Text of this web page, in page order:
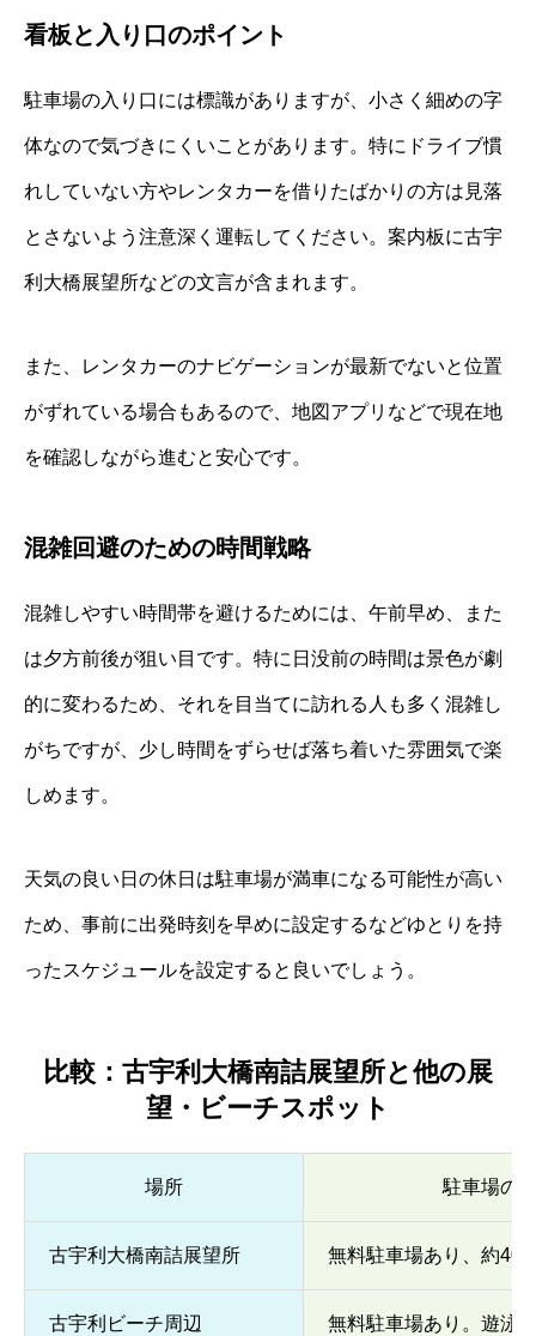
看板と入り口のポイント
駐車場の入り口には標識がありますが、小さく細めの字
体なので気づきにくいことがあります。特にドライブ慣
れしていない方やレンタカーを借りたばかりの方は見落
とさないよう注意深く運転してください。案内板に古宇
利大橋展望所などの文言が含まれます。
また、レンタカーのナビゲーションが最新でないと位置
がずれている場合もあるので、地図アプリなどで現在地
を確認しながら進むと安心です。
混雑回避のための時間戦略
混雑しやすい時間帯を避けるためには、午前早め、また
は夕方前後が狙い目です。特に日没前の時間は景色が劇
的に変わるため、それを目当てに訪れる人も多く混雑し
がちですが、少し時間をずらせば落ち着いた雰囲気で楽
しめます。
天気の良い日の休日は駐車場が満車になる可能性が高い
ため、事前に出発時刻を早めに設定するなどゆとりを持
ったスケジュールを設定すると良いでしょう。
比較：古宇利大橋南詰展望所と他の展
望・ビーチスポット
場所 駐車場の
古宇利大橋南詰展望所 無料駐車場あり、約40
古宇利ビーチ周辺 無料駐車場あり。遊泳